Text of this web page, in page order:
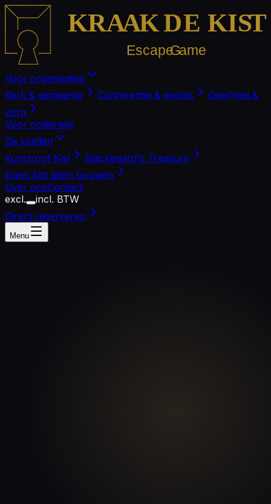
Escape
Game
KRAAKDE KIST
Voor organisaties
Kerk & gemeente
Conferentie & events
Overheid &
zorg
Voor onderwijs
De spellen
Kunstroof Kist
Blackbeard's Treasure
Eigen kist laten bouwen
Over onsContact
excl.
incl. BTW
Direct reserveren
Menu